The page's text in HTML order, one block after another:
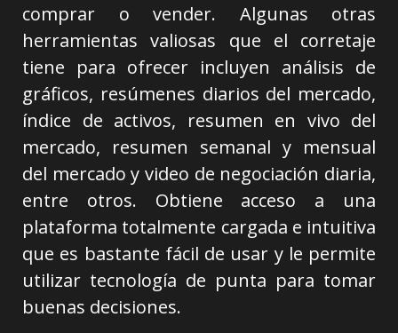
comprar o vender. Algunas otras
herramientas valiosas que el corretaje
tiene para ofrecer incluyen análisis de
gráficos, resúmenes diarios del mercado,
índice de activos, resumen en vivo del
mercado, resumen semanal y mensual
del mercado y video de negociación diaria,
entre otros. Obtiene acceso a una
plataforma totalmente cargada e intuitiva
que es bastante fácil de usar y le permite
utilizar tecnología de punta para tomar
buenas decisiones.